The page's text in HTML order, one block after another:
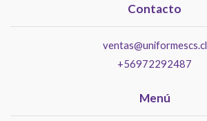
Contacto
ventas@uniformescs.cl
+56972292487
Menú